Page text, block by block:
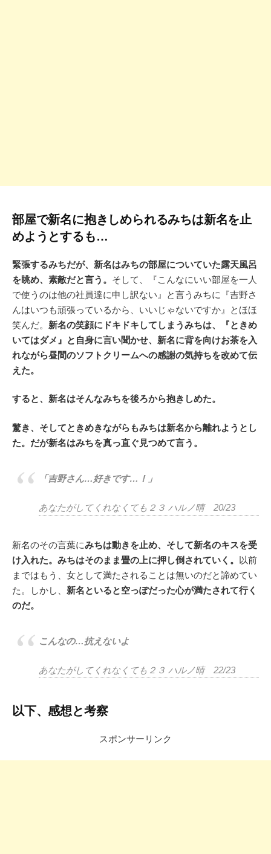
部屋で新名に抱きしめられるみちは新名を止
めようとするも…
緊張するみちだが、新名はみちの部屋についていた露天風呂
を眺め、素敵だと言う。 そして、『こんなにいい部屋を一人
で使うのは他の社員達に申し訳ない』と言うみちに『吉野さ
んはいつも頑張っているから、いいじゃないですか』とほほ
笑んだ。 新名の笑顔にドキドキしてしまうみちは、『ときめ
いてはダメ』と自身に言い聞かせ、新名に背を向けお茶を入
れながら昼間のソフトクリームへの感謝の気持ちを改めて伝
えた。
すると、新名はそんなみちを後ろから抱きしめた。
驚き、そしてときめきながらもみちは新名から離れようとし
た。だが新名はみちを真っ直ぐ見つめて言う。
「吉野さん…好きです…！」
あなたがしてくれなくても２３ ハルノ晴 20/23
新名のその言葉にみちは動きを止め、そして新名のキスを受
け入れた。みちはそのまま畳の上に押し倒されていく。
以前
まではもう、女として満たされることは無いのだと諦めてい
た。しかし、 新名といると空っぽだった心が満たされて行く
のだ。
こんなの…抗えないよ
あなたがしてくれなくても２３ ハルノ晴 22/23
以下、感想と考察
スポンサーリンク